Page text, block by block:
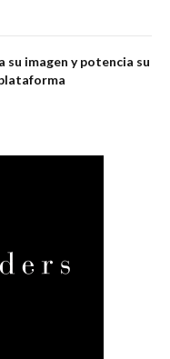
su imagen y potencia su